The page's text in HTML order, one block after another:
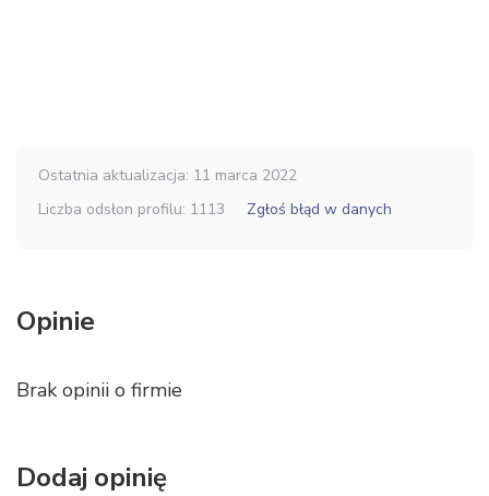
Ostatnia aktualizacja: 11 marca 2022
Liczba odsłon profilu: 1113
Zgłoś błąd w danych
Opinie
Brak opinii o firmie
Dodaj opinię